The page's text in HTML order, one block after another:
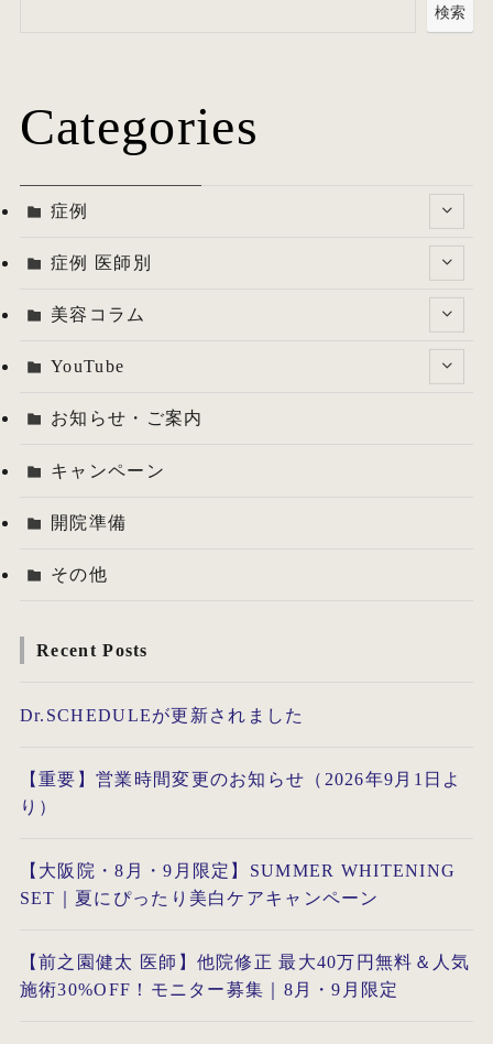
検索
Categories
症例
症例 医師別
美容コラム
YouTube
お知らせ・ご案内
キャンペーン
開院準備
その他
Recent Posts
Dr.SCHEDULEが更新されました
【重要】営業時間変更のお知らせ（2026年9月1日よ
り）
【大阪院・8月・9月限定】SUMMER WHITENING
SET｜夏にぴったり美白ケアキャンペーン
【前之園健太 医師】他院修正 最大40万円無料＆人気
施術30%OFF！モニター募集｜8月・9月限定